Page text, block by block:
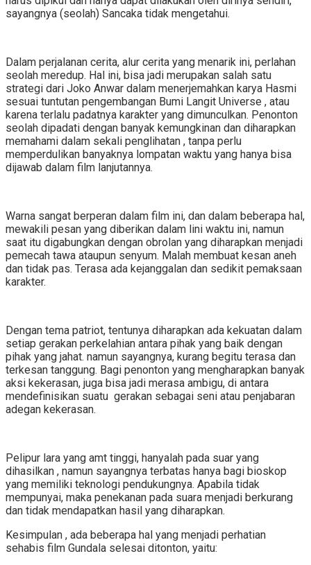
sayangnya (seolah) Sancaka tidak mengetahui.
Dalam perjalanan cerita, alur cerita yang menarik ini, perlahan
seolah meredup. Hal ini, bisa jadi merupakan salah satu
strategi dari Joko Anwar dalam menerjemahkan karya Hasmi
sesuai tuntutan pengembangan Bumi Langit Universe , atau
karena terlalu padatnya karakter yang dimunculkan. Penonton
seolah dipadati dengan banyak kemungkinan dan diharapkan
memahami dalam sekali penglihatan , tanpa perlu
memperdulikan banyaknya lompatan waktu yang hanya bisa
dijawab dalam film lanjutannya.
Warna sangat berperan dalam film ini, dan dalam beberapa hal,
mewakili pesan yang diberikan dalam lini waktu ini, namun
saat itu digabungkan dengan obrolan yang diharapkan menjadi
pemecah tawa ataupun senyum. Malah membuat kesan aneh
dan tidak pas. Terasa ada kejanggalan dan sedikit pemaksaan
karakter.
Dengan tema patriot, tentunya diharapkan ada kekuatan dalam
setiap gerakan perkelahian antara pihak yang baik dengan
pihak yang jahat. namun sayangnya, kurang begitu terasa dan
terkesan tanggung. Bagi penonton yang mengharapkan banyak
aksi kekerasan, juga bisa jadi merasa ambigu, di antara
mendefinisikan suatu gerakan sebagai seni atau penjabaran
adegan kekerasan.
Pelipur lara yang amt tinggi, hanyalah pada suar yang
dihasilkan , namun sayangnya terbatas hanya bagi bioskop
yang memiliki teknologi pendukungnya. Apabila tidak
mempunyai, maka penekanan pada suara menjadi berkurang
dan tidak mendapatkan hasil yang diharapkan.
Kesimpulan , ada beberapa hal yang menjadi perhatian
sehabis film Gundala selesai ditonton, yaitu: